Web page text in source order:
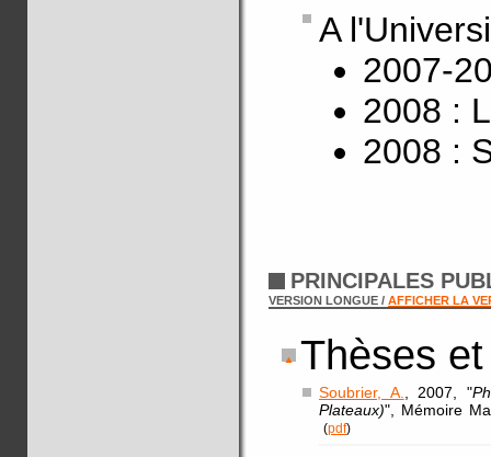
A
2007-
2008 :
2008 :
PRINCIPALES
VERSION LONGUE / AFFICHER LA
Thèses
Soubrier, A. , 2007, "
Plateaux)", Mémoire
(pdf)